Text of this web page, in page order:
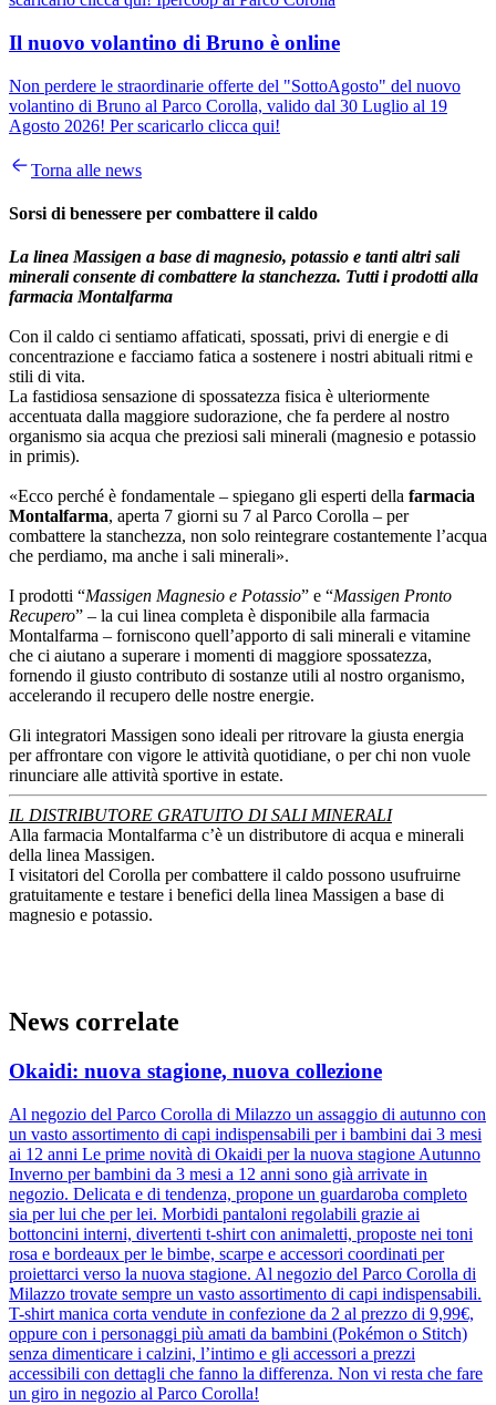
Il nuovo volantino di Bruno è online
Non perdere le straordinarie offerte del "SottoAgosto" del nuovo
volantino di Bruno al Parco Corolla, valido dal 30 Luglio al 19
Agosto 2026! Per scaricarlo clicca qui!
Torna alle news
Sorsi di benessere per combattere il caldo
La linea Massigen a base di magnesio, potassio e tanti altri sali
minerali consente di combattere la stanchezza. Tutti i prodotti alla
farmacia Montalfarma
Con il caldo ci sentiamo affaticati, spossati, privi di energie e di
concentrazione e facciamo fatica a sostenere i nostri abituali ritmi e
stili di vita.
La fastidiosa sensazione di spossatezza fisica è ulteriormente
accentuata dalla maggiore sudorazione, che fa perdere al nostro
organismo sia acqua che preziosi sali minerali (magnesio e potassio
in primis).
«Ecco perché è fondamentale – spiegano gli esperti della farmacia
Montalfarma, aperta 7 giorni su 7 al Parco Corolla – per
combattere la stanchezza, non solo reintegrare costantemente l’acqua
che perdiamo, ma anche i sali minerali».
I prodotti “Massigen Magnesio e Potassio” e “Massigen Pronto
Recupero” – la cui linea completa è disponibile alla farmacia
Montalfarma – forniscono quell’apporto di sali minerali e vitamine
che ci aiutano a superare i momenti di maggiore spossatezza,
fornendo il giusto contributo di sostanze utili al nostro organismo,
accelerando il recupero delle nostre energie.
Gli integratori Massigen sono ideali per ritrovare la giusta energia
per affrontare con vigore le attività quotidiane, o per chi non vuole
rinunciare alle attività sportive in estate.
IL DISTRIBUTORE GRATUITO DI SALI MINERALI
Alla farmacia Montalfarma c’è un distributore di acqua e minerali
della linea Massigen.
I visitatori del Corolla per combattere il caldo possono usufruirne
gratuitamente e testare i benefici della linea Massigen a base di
magnesio e potassio.
News correlate
Okaidi: nuova stagione, nuova collezione
Al negozio del Parco Corolla di Milazzo un assaggio di autunno con
un vasto assortimento di capi indispensabili per i bambini dai 3 mesi
ai 12 anni Le prime novità di Okaidi per la nuova stagione Autunno
Inverno per bambini da 3 mesi a 12 anni sono già arrivate in
negozio. Delicata e di tendenza, propone un guardaroba completo
sia per lui che per lei. Morbidi pantaloni regolabili grazie ai
bottoncini interni, divertenti t-shirt con animaletti, proposte nei toni
rosa e bordeaux per le bimbe, scarpe e accessori coordinati per
proiettarci verso la nuova stagione. Al negozio del Parco Corolla di
Milazzo trovate sempre un vasto assortimento di capi indispensabili.
T-shirt manica corta vendute in confezione da 2 al prezzo di 9,99€,
oppure con i personaggi più amati da bambini (Pokémon o Stitch)
senza dimenticare i calzini, l’intimo e gli accessori a prezzi
accessibili con dettagli che fanno la differenza. Non vi resta che fare
un giro in negozio al Parco Corolla!